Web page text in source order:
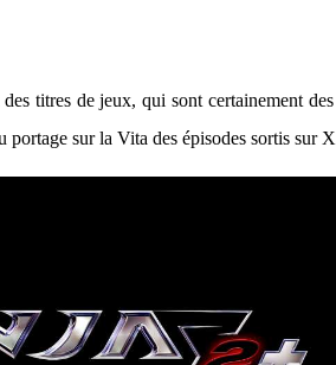
titres de jeux, qui sont certainement
portage sur la Vita des épisodes sortis